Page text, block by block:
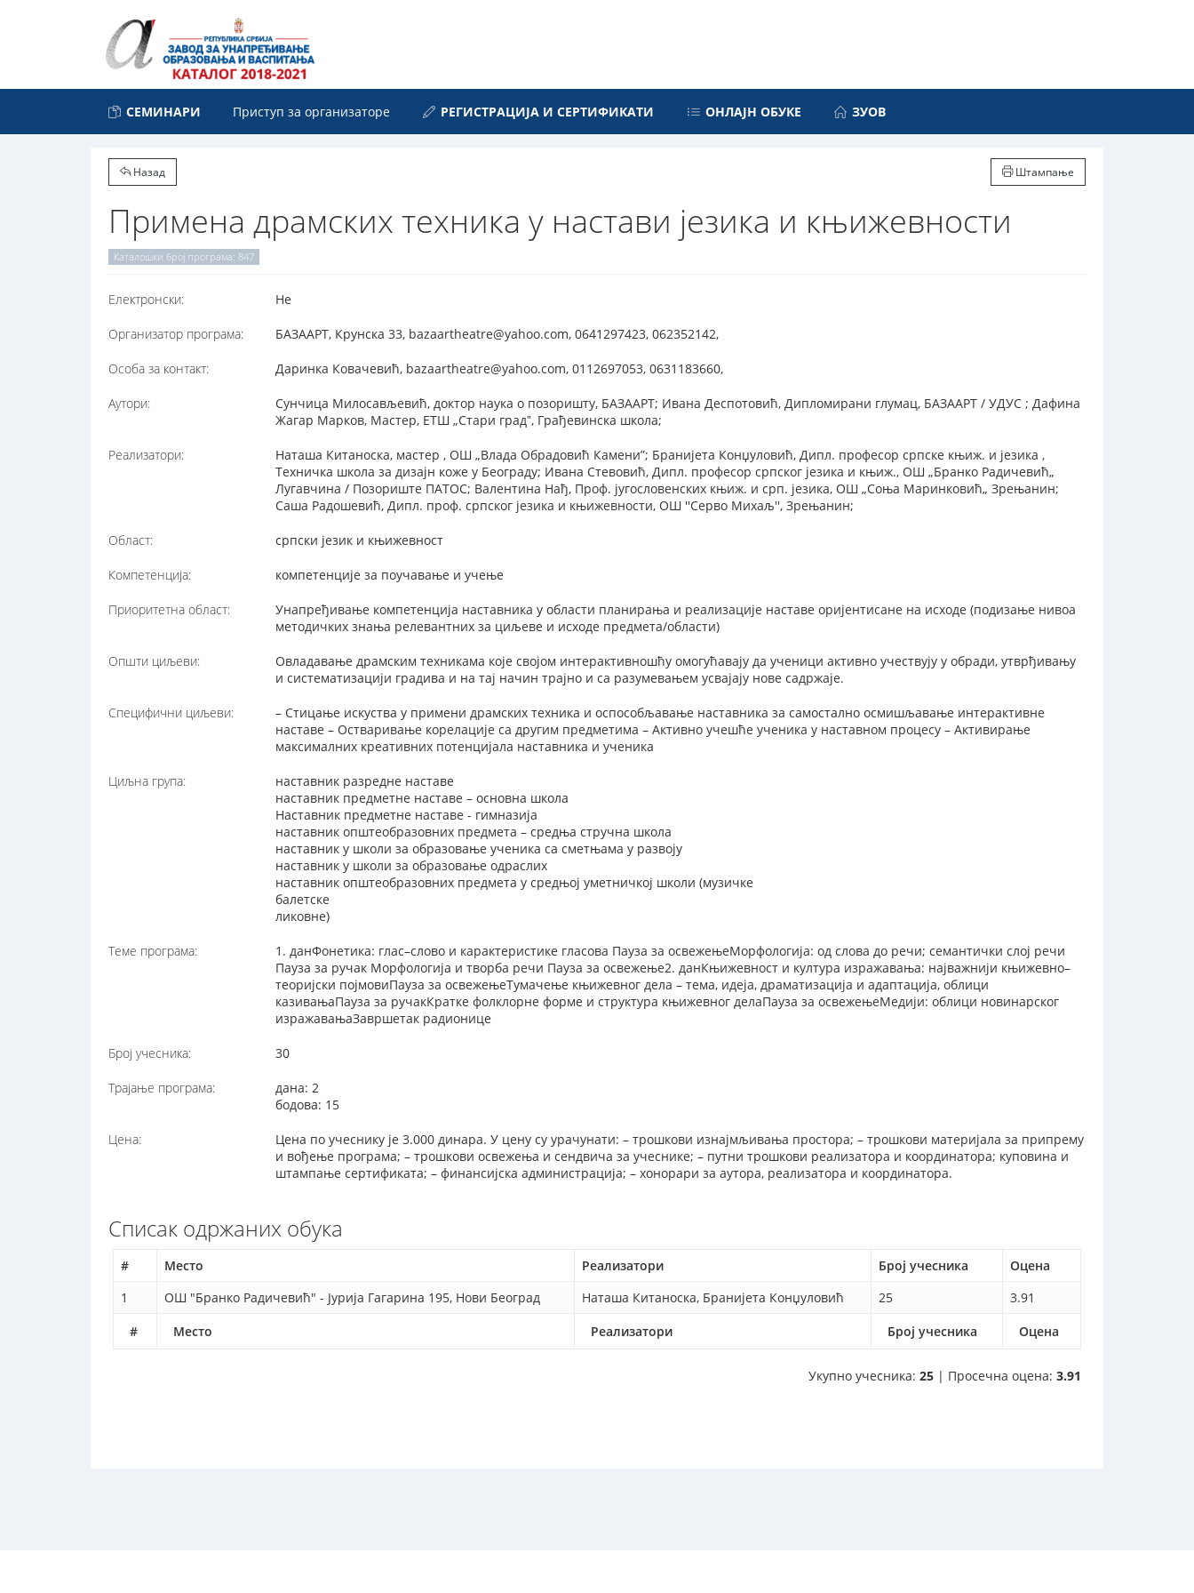
СЕМИНАРИ Приступ за организаторе РЕГИСТРАЦИЈА И СЕРТИФИКАТИ ОНЛАЈН ОБУКЕ ЗУОВ
Назад Штампање
Примена драмских техника у настави језика и књижевности
Каталошки број програма: 847
Електронски: Не
Организатор програма: БАЗААРТ, Крунска 33, bazaartheatre@yahoo.com, 0641297423, 062352142,
Особа за контакт: Даринка Ковачевић, bazaartheatre@yahoo.com, 0112697053, 0631183660,
Аутори:
Сунчица Милосављевић, доктор наука о позоришту, БАЗААРТ; Ивана Деспотовић, Дипломирани глумац, БАЗААРТ / УДУС ; Дафина
Жагар Марков, Мастер, ЕТШ „Стари градˮ, Грађевинска школа;
Реализатори:
Наташа Китаноска, мастер , ОШ „Влада Обрадовић Камени”; Бранијета Конџуловић, Дипл. професор српске књиж. и језика ,
Техничка школа за дизајн коже у Београду; Ивана Стевовић, Дипл. професор српског језика и књиж., OШ „Бранко Радичевић„
Лугавчина / Позориште ПАТОС; Валентина Нађ, Проф. југословенских књиж. и срп. језика, ОШ „Соња Mаринковић„ Зрењанин;
Саша Радошевић, Дипл. проф. српског језика и књижевности, ОШ ''Серво Михаљ'', Зрењанин;
Област: српски језик и књижевност
Компетенција: компетенције за поучавање и учење
Приоритетна област:
Унапређивање компетенција наставника у области планирања и реализације наставе оријентисане на исходе (подизање нивоа
методичких знања релевантних за циљеве и исходе предмета/области)
Општи циљеви:
Овладавање драмским техникама које својом интерактивношћу омогућавају да ученици активно учествују у обради, утврђивању
и систематизацији градива и на тај начин трајно и са разумевањем усвајају нове садржаје.
Специфични циљеви:
– Стицање искуства у примени драмских техника и оспособљавање наставника за самостално осмишљавање интерактивне
наставе – Остваривање корелације са другим предметима – Активно учешће ученика у наставном процесу – Активирање
максималних креативних потенцијала наставника и ученика
Циљна група:
наставник разредне наставе
наставник предметне наставе – основна школа
Наставник предметне наставе - гимназија
наставник општеобразовних предмета – средња стручна школа
наставник у школи за образовање ученика са сметњама у развоју
наставник у школи за образовање одраслих
наставник општеобразовних предмета у средњој уметничкој школи (музичке
балетске
ликовне)
Теме програма:
1. данФонетика: глас–слово и карактеристике гласова Пауза за освежењеМорфологија: од слова до речи; семантички слој речи
Пауза за ручак Морфологија и творба речи Пауза за освежење2. данКњижевност и култура изражавања: најважнији књижевно–
теоријски појмовиПауза за освежењеТумачење књижевног дела – тема, идеја, драматизација и адаптација, облици
казивањаПауза за ручакКратке фолклорне форме и структура књижевног делаПауза за освежењеМедији: облици новинарског
изражавањаЗавршетак радионице
Број учесника: 30
Трајање програма:
дана: 2
бодова: 15
Цена:
Цена по учеснику је 3.000 динара. У цену су урачунати: – трошкови изнајмљивања простора; – трошкови материјала за припрему
и вођење програма; – трошкови освежења и сендвича за учеснике; – путни трошкови реализатора и координатора; куповина и
штампање сертификата; – финансијска администрација; – хонорари за аутора, реализатора и координатора.
Списак одржаних обука
# Место Реализатори Број учесника Оцена
# Место Реализатори Број учесника Оцена
1 ОШ "Бранко Радичевић" - Јурија Гагарина 195, Нови Београд Наташа Китаноска, Бранијета Конџуловић 25 3.91
Укупно учесника: 25 | Просечна оцена: 3.91